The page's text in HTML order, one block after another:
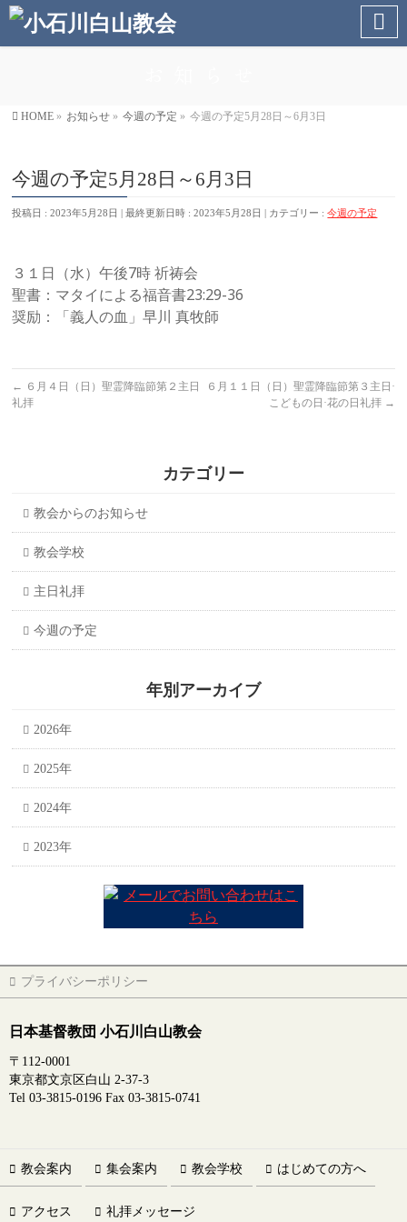
HOME » お知らせ » 今週の予定 » 今週の予定5月28日～6月3日
今週の予定5月28日～6月3日
投稿日 : 2023年5月28日 最終更新日時 : 2023年5月28日 カテゴリー :今週の予定
３１日（水）午後7時 祈祷会
聖書：マタイによる福音書23:29-36
奨励：「義人の血」早川 真牧師
← ６月４日（日）聖霊降臨節第２主日
礼拝
６月１１日（日）聖霊降臨節第３主日·
こどもの日·花の日礼拝 →
カテゴリー
教会からのお知らせ
教会学校
主日礼拝
今週の予定
年別アーカイブ
2026年
2025年
2024年
2023年
プライバシーポリシー
日本基督教団 小石川白山教会
〒112-0001
東京都文京区白山 2-37-3
Tel 03-3815-0196 Fax 03-3815-0741
教会案内 集会案内 教会学校 はじめての方へ
アクセス 礼拝メッセージ